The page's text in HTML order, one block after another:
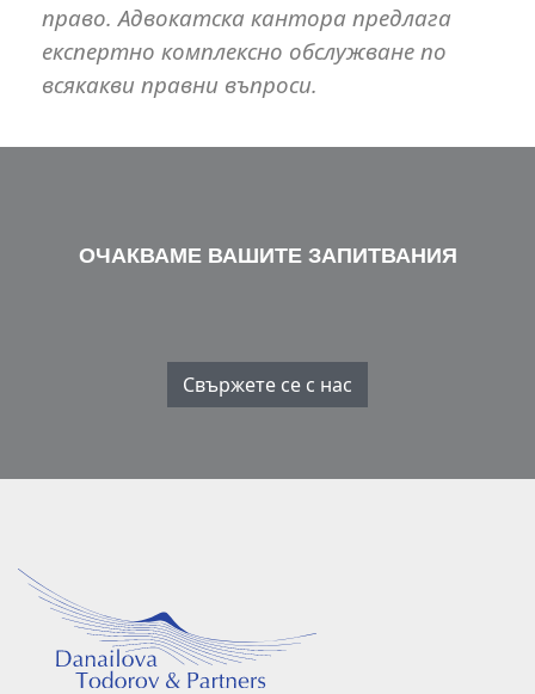
право. Адвокатска кантора предлага
експертно комплексно обслужване по
всякакви правни въпроси.
ОЧАКВАМЕ ВАШИТЕ ЗАПИТВАНИЯ
Свържете се с нас